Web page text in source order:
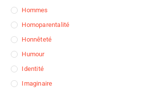
Hommes
Homoparentalité
Honnêteté
Humour
Identité
Imaginaire